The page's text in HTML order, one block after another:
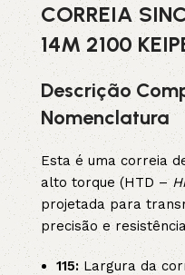
CORREIA
14M 2100
Descrição
Nomenclatura
Esta é uma correia
alto torque (HTD –
projetada para
precisão e
115:Largura da